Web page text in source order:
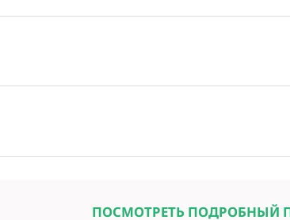
ПОСМОТРЕТЬ ПОДРОБНЫЙ